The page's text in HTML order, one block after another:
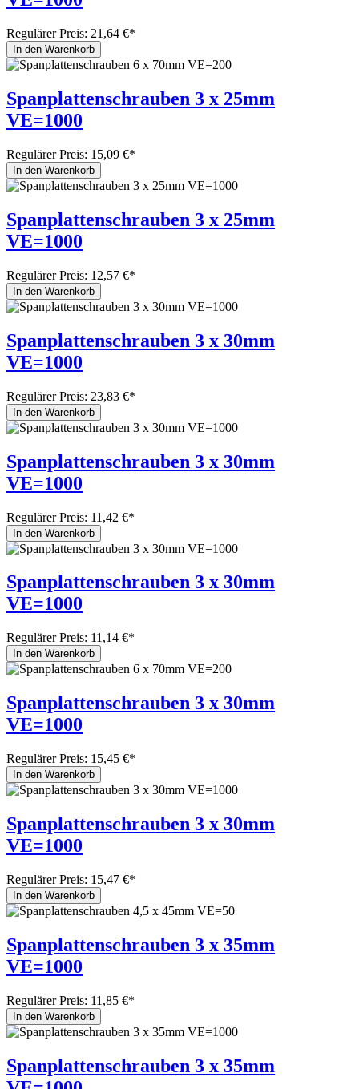
Regulärer Preis: 21,64 €*
In den Warenkorb
Spanplattenschrauben 3 x 25mm
VE=1000
Regulärer Preis: 15,09 €*
In den Warenkorb
Spanplattenschrauben 3 x 25mm
VE=1000
Regulärer Preis: 12,57 €*
In den Warenkorb
Spanplattenschrauben 3 x 30mm
VE=1000
Regulärer Preis: 23,83 €*
In den Warenkorb
Spanplattenschrauben 3 x 30mm
VE=1000
Regulärer Preis: 11,42 €*
In den Warenkorb
Spanplattenschrauben 3 x 30mm
VE=1000
Regulärer Preis: 11,14 €*
In den Warenkorb
Spanplattenschrauben 3 x 30mm
VE=1000
Regulärer Preis: 15,45 €*
In den Warenkorb
Spanplattenschrauben 3 x 30mm
VE=1000
Regulärer Preis: 15,47 €*
In den Warenkorb
Spanplattenschrauben 3 x 35mm
VE=1000
Regulärer Preis: 11,85 €*
In den Warenkorb
Spanplattenschrauben 3 x 35mm